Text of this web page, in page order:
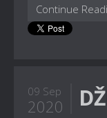
Continue
09 Sep
2020